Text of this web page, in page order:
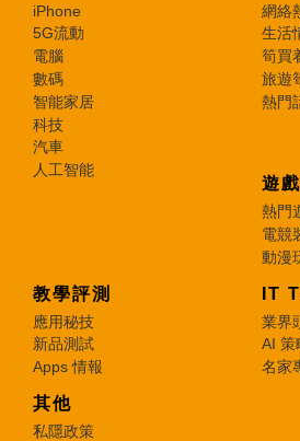
iPhone
5G流動
電腦
數碼
智能家居
科技
汽車
人工智能
網絡
生活
筍買
旅遊
熱門
遊
熱門
電競
動漫
教學評測
應用秘技
新品測試
Apps 情報
IT
業界
AI 策
名家
其他
私隱政策